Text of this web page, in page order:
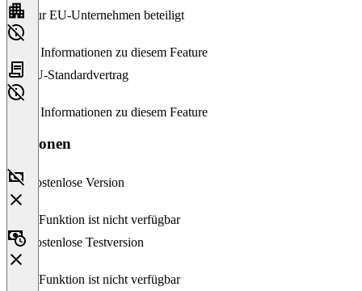
Nur EU-Unternehmen beteiligt
Keine Informationen zu diesem Feature
EU-Standardvertrag
Keine Informationen zu diesem Feature
Versionen
Kostenlose Version
Diese Funktion ist nicht verfügbar
Kostenlose Testversion
Diese Funktion ist nicht verfügbar